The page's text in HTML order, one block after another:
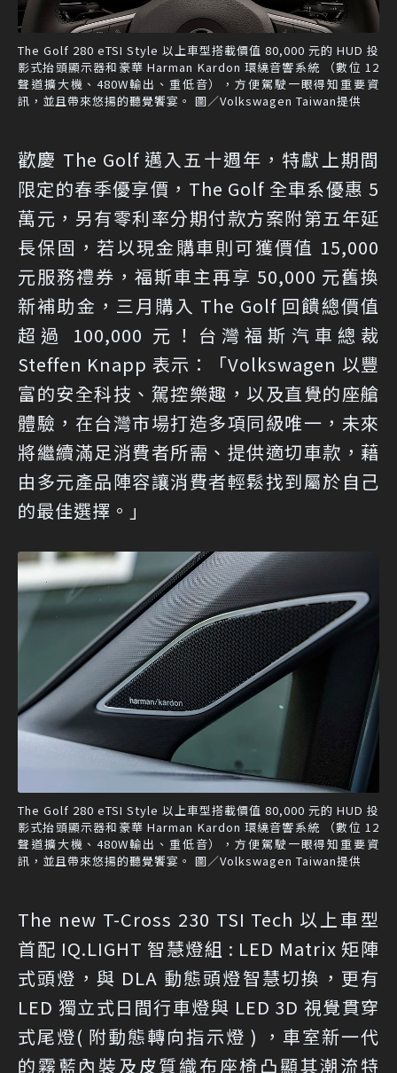
The Golf 280 eTSI Style 以上車型搭載價值 80,000 元的 HUD 投
影式抬頭顯示器和豪華 Harman Kardon 環繞音響系統 （數位 12
聲道擴大機、480W輸出、重低音），方便駕駛一眼得知重要資
訊，並且帶來悠揚的聽覺饗宴。 圖／Volkswagen Taiwan提供
歡慶 The Golf 邁入五十週年，特獻上期間
限定的春季優享價，The Golf 全車系優惠 5
萬元，另有零利率分期付款方案附第五年延
長保固，若以現金購車則可獲價值 15,000
元服務禮券，福斯車主再享 50,000 元舊換
新補助金，三月購入 The Golf 回饋總價值
超過 100,000 元！台灣福斯汽車總裁
Steffen Knapp 表示：「Volkswagen 以豐
富的安全科技、駕控樂趣，以及直覺的座艙
體驗，在台灣市場打造多項同級唯一，未來
將繼續滿足消費者所需、提供適切車款，藉
由多元產品陣容讓消費者輕鬆找到屬於自己
的最佳選擇。」
The Golf 280 eTSI Style 以上車型搭載價值 80,000 元的 HUD 投
影式抬頭顯示器和豪華 Harman Kardon 環繞音響系統 （數位 12
聲道擴大機、480W輸出、重低音），方便駕駛一眼得知重要資
訊，並且帶來悠揚的聽覺饗宴。 圖／Volkswagen Taiwan提供
The new T-Cross 230 TSI Tech 以上車型
首配 IQ.LIGHT 智慧燈組 : LED Matrix 矩陣
式頭燈，與 DLA 動態頭燈智慧切換，更有
LED 獨立式日間行車燈與 LED 3D 視覺貫穿
式尾燈( 附動態轉向指示燈 ) ，車室新一代
的霧藍內裝及皮質織布座椅凸顯其潮流特